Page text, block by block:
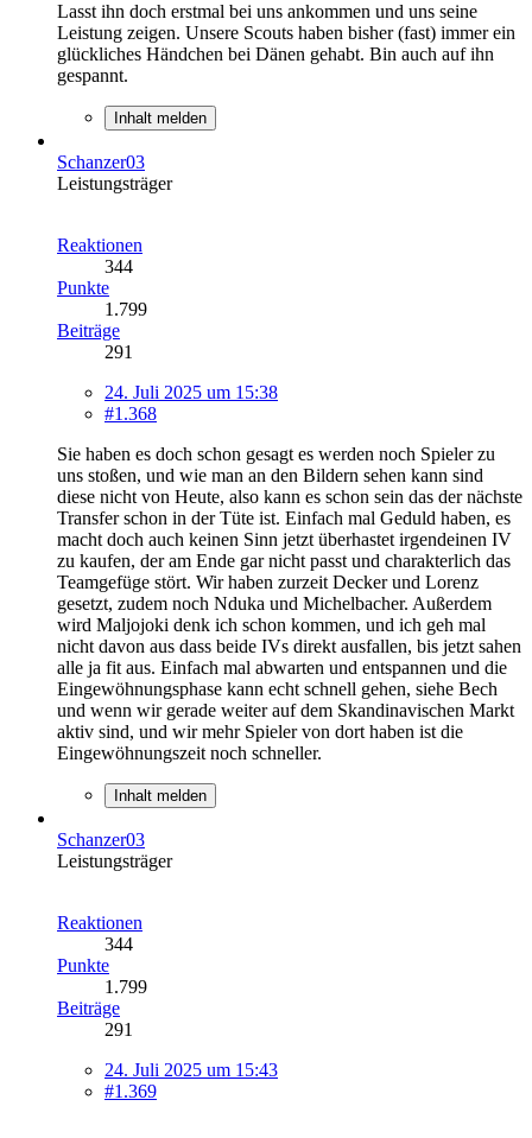
Lasst ihn doch erstmal bei uns ankommen und uns seine
Leistung zeigen. Unsere Scouts haben bisher (fast) immer ein
glückliches Händchen bei Dänen gehabt. Bin auch auf ihn
gespannt.
Inhalt melden
Schanzer03
Leistungsträger
Reaktionen
344
Punkte
1.799
Beiträge
291
24. Juli 2025 um 15:38
#1.368
Sie haben es doch schon gesagt es werden noch Spieler zu
uns stoßen, und wie man an den Bildern sehen kann sind
diese nicht von Heute, also kann es schon sein das der nächste
Transfer schon in der Tüte ist. Einfach mal Geduld haben, es
macht doch auch keinen Sinn jetzt überhastet irgendeinen IV
zu kaufen, der am Ende gar nicht passt und charakterlich das
Teamgefüge stört. Wir haben zurzeit Decker und Lorenz
gesetzt, zudem noch Nduka und Michelbacher. Außerdem
wird Maljojoki denk ich schon kommen, und ich geh mal
nicht davon aus dass beide IVs direkt ausfallen, bis jetzt sahen
alle ja fit aus. Einfach mal abwarten und entspannen und die
Eingewöhnungsphase kann echt schnell gehen, siehe Bech
und wenn wir gerade weiter auf dem Skandinavischen Markt
aktiv sind, und wir mehr Spieler von dort haben ist die
Eingewöhnungszeit noch schneller.
Inhalt melden
Schanzer03
Leistungsträger
Reaktionen
344
Punkte
1.799
Beiträge
291
24. Juli 2025 um 15:43
#1.369